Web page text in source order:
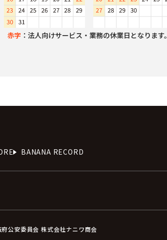
赤字 ：法人向けサービス・業務の休業日となります。
BANANA RECORD
公安委員会 株式会社ナニワ商会